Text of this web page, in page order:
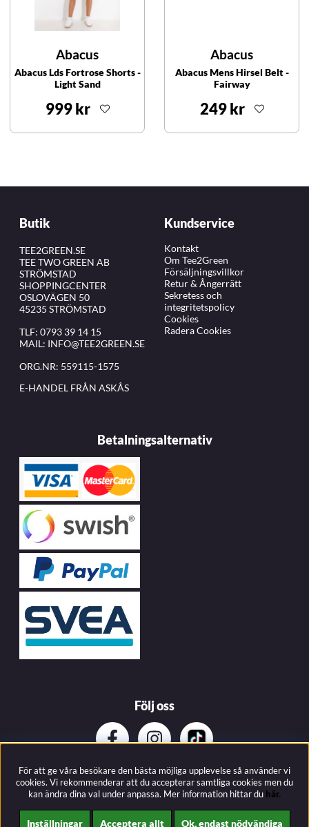
Abacus
Abacus Lds Fortrose Shorts -
Light Sand
999 kr
Abacus
Abacus Mens Hirsel Belt -
Fairway
249 kr
Butik
TEE2GREEN.SE
TEE TWO GREEN AB
STRÖMSTAD
SHOPPINGCENTER
OSLOVÄGEN 50
45235 STRÖMSTAD
TLF: 0793 39 14 15
MAIL: INFO@TEE2GREEN.SE
ORG.NR: 559115-1575
E-HANDEL FRÅN ASKÅS
Kundservice
Kontakt
Om Tee2Green
Försäljningsvillkor
Retur & Ångerrätt
Sekretess och
integritetspolicy
Cookies
Radera Cookies
Betalningsalternativ
Följ oss
Prenumerera på vårat nyhetsbrev
För att ge våra besökare den bästa möjliga upplevelse så använder vi
cookies. Vi rekommenderar att du accepterar samtliga cookies men du
kan ändra dina val under anpassa. Mer information hittar du här.
Inställningar Acceptera allt Ok, endast nödvändiga